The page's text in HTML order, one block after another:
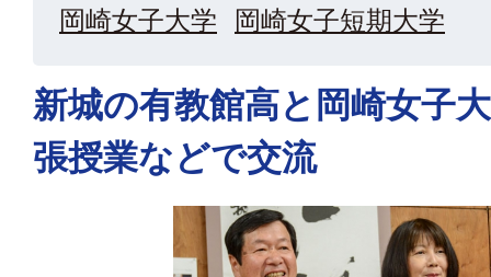
岡崎女子大学 岡崎女子短期大学
新城の有教館高と岡崎女子
張授業などで交流